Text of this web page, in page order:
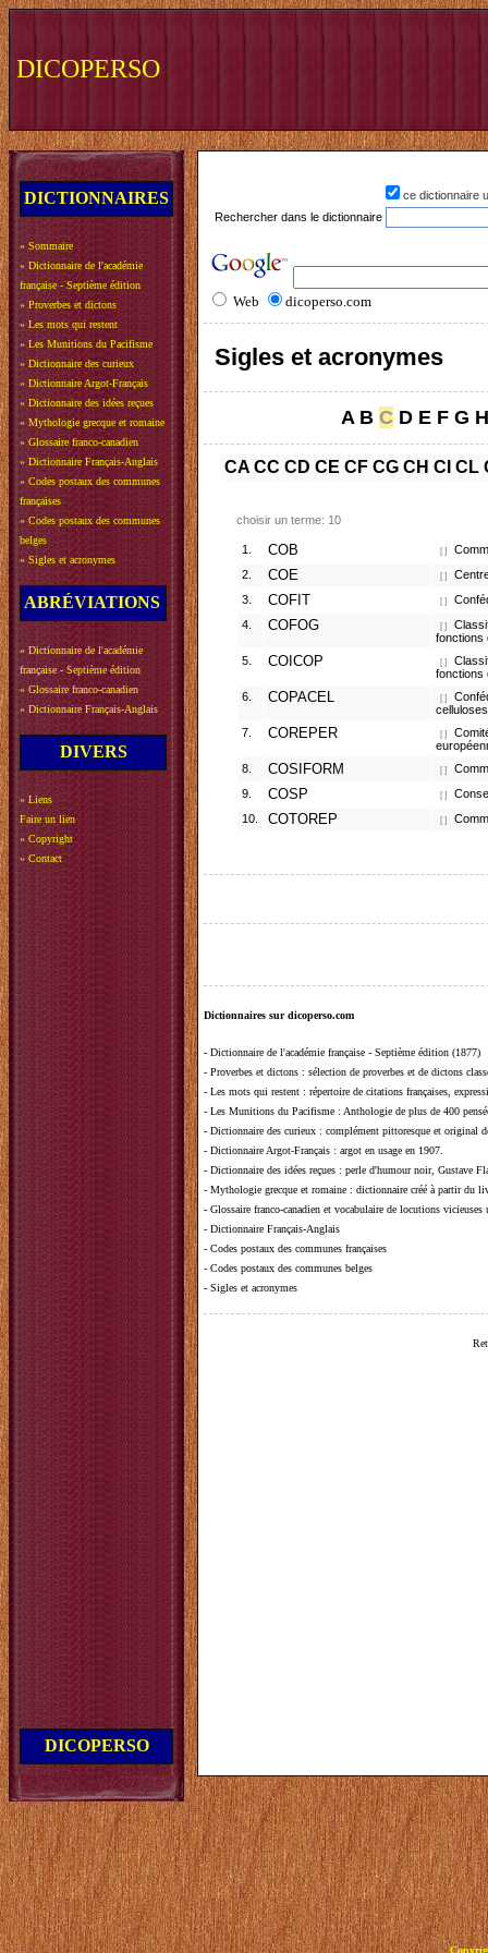
DICOPERSO
DICTIONNAIRES
» Sommaire
» Dictionnaire de l'académie
française - Septième édition
» Proverbes et dictons
» Les mots qui restent
» Les Munitions du Pacifisme
» Dictionnaire des curieux
» Dictionnaire Argot-Français
» Dictionnaire des idées reçues
» Mythologie grecque et romaine
» Glossaire franco-canadien
» Dictionnaire Français-Anglais
» Codes postaux des communes
françaises
» Codes postaux des communes
belges
» Sigles et acronymes
ABRÉVIATIONS
» Dictionnaire de l'académie
française - Septième édition
» Glossaire franco-canadien
» Dictionnaire Français-Anglais
DIVERS
» Liens
Faire un lien
» Copyright
» Contact
DICOPERSO
ce dictionnaire
Rechercher dans le dictionnaire
Web dicoperso.com
Sigles et acronymes
A B C D E F G H
CA CC CD CE CF CG CH CI CL
choisir un terme: 10
1. COB [ ]
2.
COE [ ]
3.
COFIT [ ]
4.
COFOG [ ]
fonctions
5.
COICOP [ ]
fonctions
6.
COPACEL [ ]
celluloses
7.
COREPER [ ]
8.
COSIFORM [ ]
9.
COSP [ ]
10.
COTOREP [ ]
Dictionnaires sur dicoperso.com
- Dictionnaire de l'académie française - Septième édition (1877)
- Proverbes et dictons : sélection de proverbes et de dictons
- Les mots qui restent : répertoire de citations françaises,
- Les Munitions du Pacifisme : Anthologie de plus de 400
- Dictionnaire des curieux : complément pittoresque et original
- Dictionnaire Argot-Français : argot en usage en 1907.
- Dictionnaire des idées reçues : perle d'humour noir, Gustave
- Mythologie grecque et romaine : dictionnaire créé à partir du
- Glossaire franco-canadien et vocabulaire de locutions vicieuses
- Dictionnaire Français-Anglais
- Codes postaux des communes françaises
- Codes postaux des communes belges
- Sigles et acronymes